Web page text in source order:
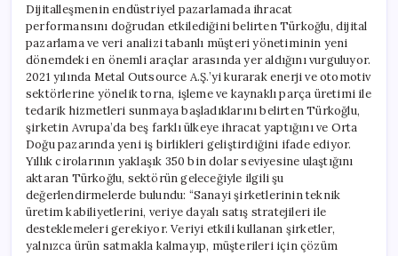
Dijitalleşmenin endüstriyel pazarlamada ihracat
performansını doğrudan etkilediğini belirten Türkoğlu, dijital
pazarlama ve veri analizi tabanlı müşteri yönetiminin yeni
dönemdeki en önemli araçlar arasında yer aldığını vurguluyor.
2021 yılında Metal Outsource A.Ş.’yi kurarak enerji ve otomotiv
sektörlerine yönelik torna, işleme ve kaynaklı parça üretimi ile
tedarik hizmetleri sunmaya başladıklarını belirten Türkoğlu,
şirketin Avrupa’da beş farklı ülkeye ihracat yaptığını ve Orta
Doğu pazarında yeni iş birlikleri geliştirdiğini ifade ediyor.
Yıllık cirolarının yaklaşık 350 bin dolar seviyesine ulaştığını
aktaran Türkoğlu, sektörün geleceğiyle ilgili şu
değerlendirmelerde bulundu: “Sanayi şirketlerinin teknik
üretim kabiliyetlerini, veriye dayalı satış stratejileri ile
desteklemeleri gerekiyor. Veriyi etkili kullanan şirketler,
yalnızca ürün satmakla kalmayıp, müşterileri için çözüm